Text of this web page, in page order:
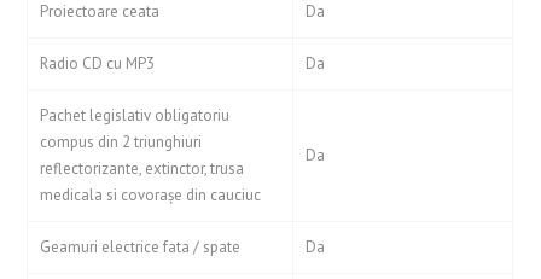
Proiectoare ceata Da
Radio CD cu MP3 Da
Pachet legislativ obligatoriu
compus din 2 triunghiuri
reflectorizante, extinctor, trusa
medicala si covoraşe din cauciuc
Da
Geamuri electrice fata / spate Da